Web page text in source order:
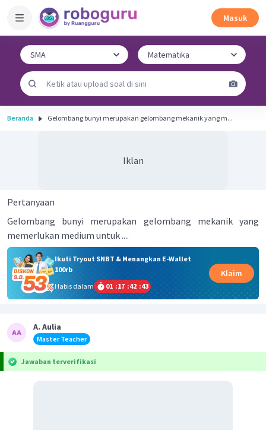
Masuk
Beranda Gelombang bunyi merupakan gelombang mekanik yang m...
Iklan
Pertanyaan
Gelombang bunyi merupakan gelombang mekanik yang
memerlukan medium untuk ....
Ikuti Tryout SNBT & Menangkan E-Wallet
100rb
Habis dalam
01 :17 :42 :43
Klaim
A. Aulia
Master Teacher
Jawaban terverifikasi